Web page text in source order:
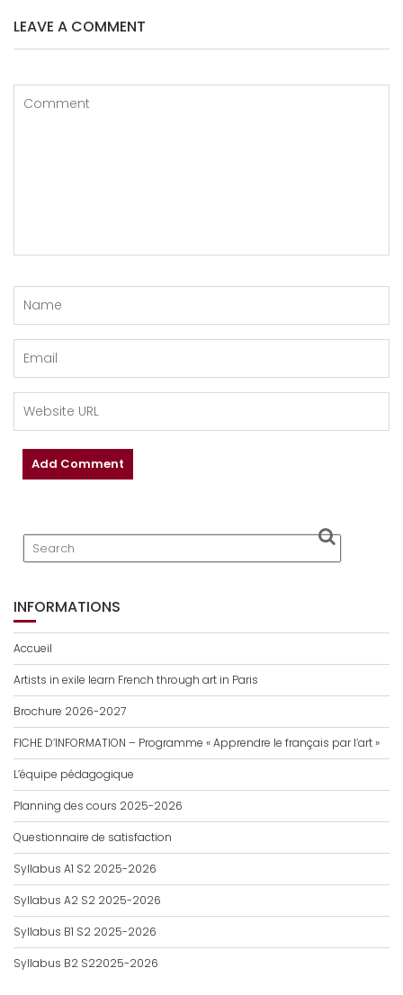
LEAVE A COMMENT
INFORMATIONS
Accueil
Artists in exile learn French through art in Paris
Brochure 2026-2027
FICHE D’INFORMATION – Programme « Apprendre le français par l’art »
L’équipe pédagogique
Planning des cours 2025-2026
Questionnaire de satisfaction
Syllabus A1 S2 2025-2026
Syllabus A2 S2 2025-2026
Syllabus B1 S2 2025-2026
Syllabus B2 S22025-2026